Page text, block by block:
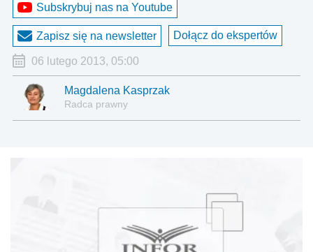
Subskrybuj nas na Youtube
Zapisz się na newsletter Dołącz do ekspertów
06 lutego 2013, 05:00
Magdalena Kasprzak
Radca prawny